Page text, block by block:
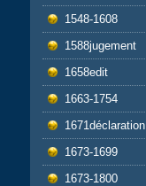
1548-1608
1588jugement
1658edit
1663-1754
1671déclaration
1673-1699
1673-1800